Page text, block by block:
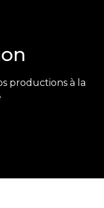
productions à la